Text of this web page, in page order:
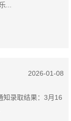
...
2026-01-08
知录取结果：3月16